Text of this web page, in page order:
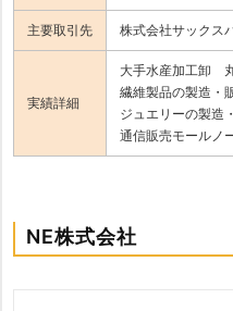
主要取引先 株式会社サックス
実績詳細
大手水産加工卸
繊維製品の製造・
ジュエリーの製
通信販売モールノ
NE株式会社